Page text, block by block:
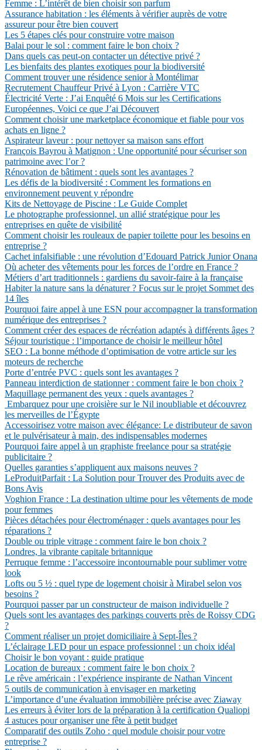
Femme : L’intérêt de bien choisir son parfum
Assurance habitation : les éléments à vérifier auprès de votre
assureur pour être bien couvert
Les 5 étapes clés pour construire votre maison
Balai pour le sol : comment faire le bon choix ?
Dans quels cas peut-on contacter un détective privé ?
Les bienfaits des plantes exotiques pour la biodiversité
Comment trouver une résidence senior à Montélimar
Recrutement Chauffeur Privé à Lyon : Carrière VTC
Électricité Verte : J’ai Enquêté 6 Mois sur les Certifications
Européennes, Voici ce que J’ai Découvert
Comment choisir une marketplace économique et fiable pour vos
achats en ligne ?
Aspirateur laveur : pour nettoyer sa maison sans effort
François Bayrou à Matignon : Une opportunité pour sécuriser son
patrimoine avec l’or ?
Rénovation de bâtiment : quels sont les avantages ?
Les défis de la biodiversité : Comment les formations en
environnement peuvent y répondre
Kits de Nettoyage de Piscine : Le Guide Complet
Le photographe professionnel, un allié stratégique pour les
entreprises en quête de visibilité
Comment choisir les rouleaux de papier toilette pour les besoins en
entreprise ?
Cachet infalsifiable : une révolution d’Edouard Patrick Junior Onana
Où acheter des vêtements pour les forces de l’ordre en France ?
Métiers d’art traditionnels : gardiens du savoir-faire à la française
Habiter la nature sans la dénaturer ? Focus sur le projet Sommet des
14 îles
Pourquoi faire appel à une ESN pour accompagner la transformation
numérique des entreprises ?
Comment créer des espaces de récréation adaptés à différents âges ?
Séjour touristique : l’importance de choisir le meilleur hôtel
SEO : La bonne méthode d’optimisation de votre article sur les
moteurs de recherche
Porte d’entrée PVC : quels sont les avantages ?
Panneau interdiction de stationner : comment faire le bon choix ?
Maquillage permanent des yeux : quels avantages ?
Embarquez pour une croisière sur le Nil inoubliable et découvrez
les merveilles de l’Égypte
Accessoirisez votre maison avec élégance: Le distributeur de savon
et le pulvérisateur à main, des indispensables modernes
Pourquoi faire appel à un graphiste freelance pour sa stratégie
publicitaire ?
Quelles garanties s’appliquent aux maisons neuves ?
LeProduitParfait : La Solution pour Trouver des Produits avec de
Bons Avis
Voghion France : La destination ultime pour les vêtements de mode
pour femmes
Pièces détachées pour électroménager : quels avantages pour les
réparations ?
Double ou triple vitrage : comment faire le bon choix ?
Londres, la vibrante capitale britannique
Perruque femme : l’accessoire incontournable pour sublimer votre
look
Lofts ou 5 ½ : quel type de logement choisir à Mirabel selon vos
besoins ?
Pourquoi passer par un constructeur de maison individuelle ?
Quels sont les avantages des parkings couverts près de Roissy CDG
?
Comment réaliser un projet domiciliaire à Sept-Îles ?
L’éclairage LED pour un espace professionnel : un choix idéal
Choisir le bon voyant : guide pratique
Location de bureaux : comment faire le bon choix ?
Le rêve américain : l’expérience inspirante de Nathan Vincent
5 outils de communication à envisager en marketing
L’importance d’une évaluation immobilière précise avec Ziaway
Les erreurs à éviter lors de la préparation à la certification Qualiopi
4 astuces pour organiser une fête à petit budget
Comparatif des outils Zoho : quel module choisir pour votre
entreprise ?